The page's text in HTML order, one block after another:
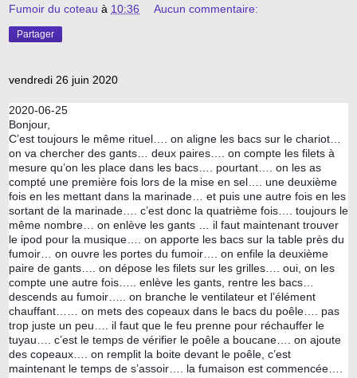
Fumoir du coteau à 10:36 Aucun commentaire:
Partager
vendredi 26 juin 2020
2020-06-25
Bonjour,
C’est toujours le même rituel…. on aligne les bacs sur le chariot…
on va chercher des gants… deux paires…. on compte les filets à
mesure qu’on les place dans les bacs…. pourtant…. on les as
compté une première fois lors de la mise en sel…. une deuxième
fois en les mettant dans la marinade… et puis une autre fois en les
sortant de la marinade…. c’est donc la quatrième fois…. toujours le
même nombre… on enlève les gants … il faut maintenant trouver
le ipod pour la musique…. on apporte les bacs sur la table près du
fumoir… on ouvre les portes du fumoir…. on enfile la deuxième
paire de gants…. on dépose les filets sur les grilles…. oui, on les
compte une autre fois….. enlève les gants, rentre les bacs…
descends au fumoir….. on branche le ventilateur et l’élément
chauffant…… on mets des copeaux dans le bacs du poêle…. pas
trop juste un peu…. il faut que le feu prenne pour réchauffer le
tuyau…. c’est le temps de vérifier le poêle a boucane…. on ajoute
des copeaux…. on remplit la boite devant le poêle, c’est
maintenant le temps de s’assoir…. la fumaison est commencée….